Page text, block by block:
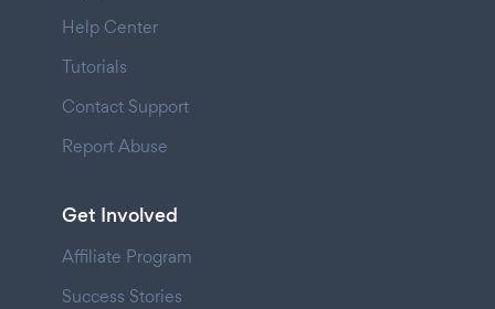
Help Center
Tutorials
Contact Support
Report Abuse
Get Involved
Affiliate Program
Success Stories